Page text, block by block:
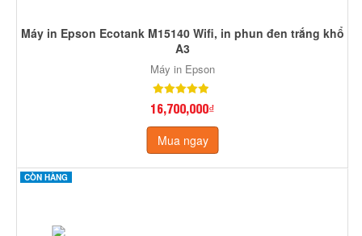
Máy in Epson Ecotank M15140 Wifi, in phun đen trắng khổ
A3
Máy in Epson
16,700,000₫
Mua ngay
CÒN HÀNG